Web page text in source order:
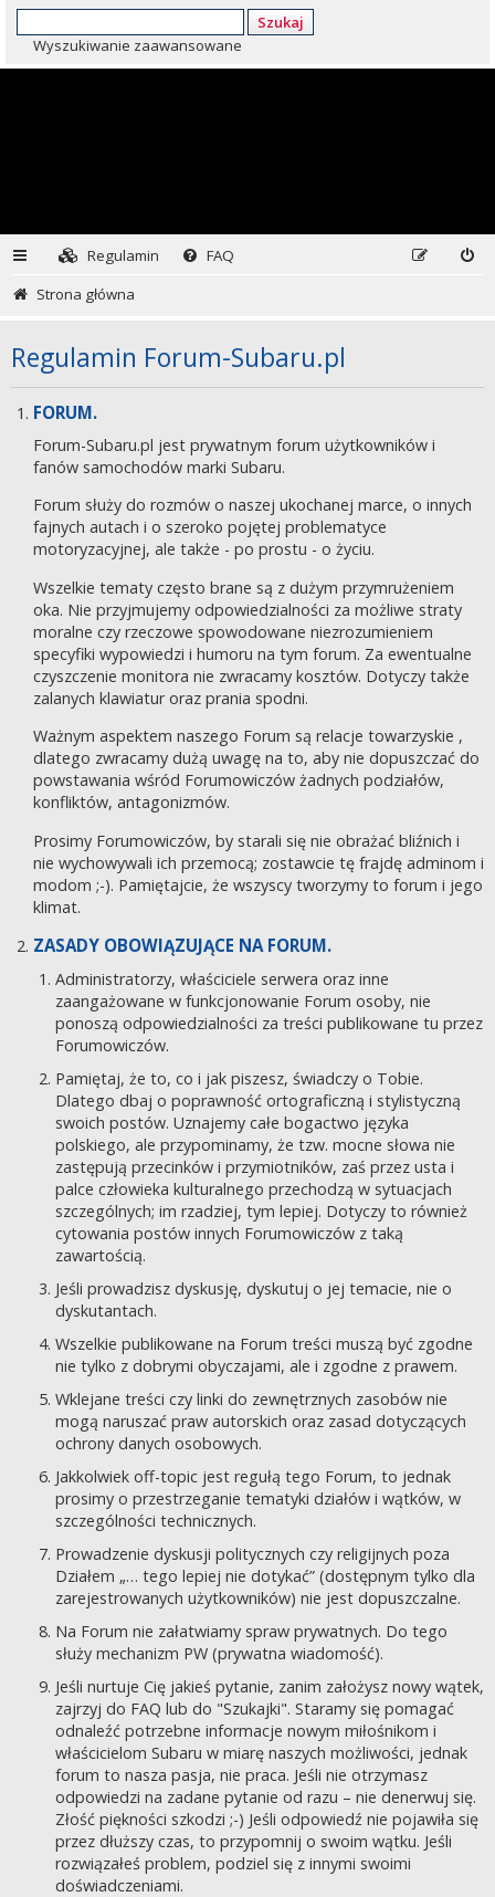
Szukaj
Wyszukiwanie zaawansowane
Regulamin
FAQ
Strona główna
Regulamin Forum-Subaru.pl
FORUM.
Forum-Subaru.pl jest prywatnym forum użytkowników i
fanów samochodów marki Subaru.
Forum służy do rozmów o naszej ukochanej marce, o innych
fajnych autach i o szeroko pojętej problematyce
motoryzacyjnej, ale także - po prostu - o życiu.
Wszelkie tematy często brane są z dużym przymrużeniem
oka. Nie przyjmujemy odpowiedzialności za możliwe straty
moralne czy rzeczowe spowodowane niezrozumieniem
specyfiki wypowiedzi i humoru na tym forum. Za ewentualne
czyszczenie monitora nie zwracamy kosztów. Dotyczy także
zalanych klawiatur oraz prania spodni.
Ważnym aspektem naszego Forum są relacje towarzyskie ,
dlatego zwracamy dużą uwagę na to, aby nie dopuszczać do
powstawania wśród Forumowiczów żadnych podziałów,
konfliktów, antagonizmów.
Prosimy Forumowiczów, by starali się nie obrażać bliźnich i
nie wychowywali ich przemocą; zostawcie tę frajdę adminom i
modom ;-). Pamiętajcie, że wszyscy tworzymy to forum i jego
klimat.
ZASADY OBOWIĄZUJĄCE NA FORUM.
Administratorzy, właściciele serwera oraz inne
zaangażowane w funkcjonowanie Forum osoby, nie
ponoszą odpowiedzialności za treści publikowane tu przez
Forumowiczów.
Pamiętaj, że to, co i jak piszesz, świadczy o Tobie.
Dlatego dbaj o poprawność ortograficzną i stylistyczną
swoich postów. Uznajemy całe bogactwo języka
polskiego, ale przypominamy, że tzw. mocne słowa nie
zastępują przecinków i przymiotników, zaś przez usta i
palce człowieka kulturalnego przechodzą w sytuacjach
szczególnych; im rzadziej, tym lepiej. Dotyczy to również
cytowania postów innych Forumowiczów z taką
zawartością.
Jeśli prowadzisz dyskusję, dyskutuj o jej temacie, nie o
dyskutantach.
Wszelkie publikowane na Forum treści muszą być zgodne
nie tylko z dobrymi obyczajami, ale i zgodne z prawem.
Wklejane treści czy linki do zewnętrznych zasobów nie
mogą naruszać praw autorskich oraz zasad dotyczących
ochrony danych osobowych.
Jakkolwiek off-topic jest regułą tego Forum, to jednak
prosimy o przestrzeganie tematyki działów i wątków, w
szczególności technicznych.
Prowadzenie dyskusji politycznych czy religijnych poza
Działem „… tego lepiej nie dotykać” (dostępnym tylko dla
zarejestrowanych użytkowników) nie jest dopuszczalne.
Na Forum nie załatwiamy spraw prywatnych. Do tego
służy mechanizm PW (prywatna wiadomość).
Jeśli nurtuje Cię jakieś pytanie, zanim założysz nowy wątek,
zajrzyj do FAQ lub do "Szukajki". Staramy się pomagać
odnaleźć potrzebne informacje nowym miłośnikom i
właścicielom Subaru w miarę naszych możliwości, jednak
forum to nasza pasja, nie praca. Jeśli nie otrzymasz
odpowiedzi na zadane pytanie od razu – nie denerwuj się.
Złość piękności szkodzi ;-) Jeśli odpowiedź nie pojawiła się
przez dłuższy czas, to przypomnij o swoim wątku. Jeśli
rozwiązałeś problem, podziel się z innymi swoimi
doświadczeniami.